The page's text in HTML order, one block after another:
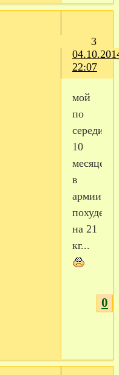
3
22:07
мой
по
10
месяцев
в
армии
похудел
на 21
кг...
0